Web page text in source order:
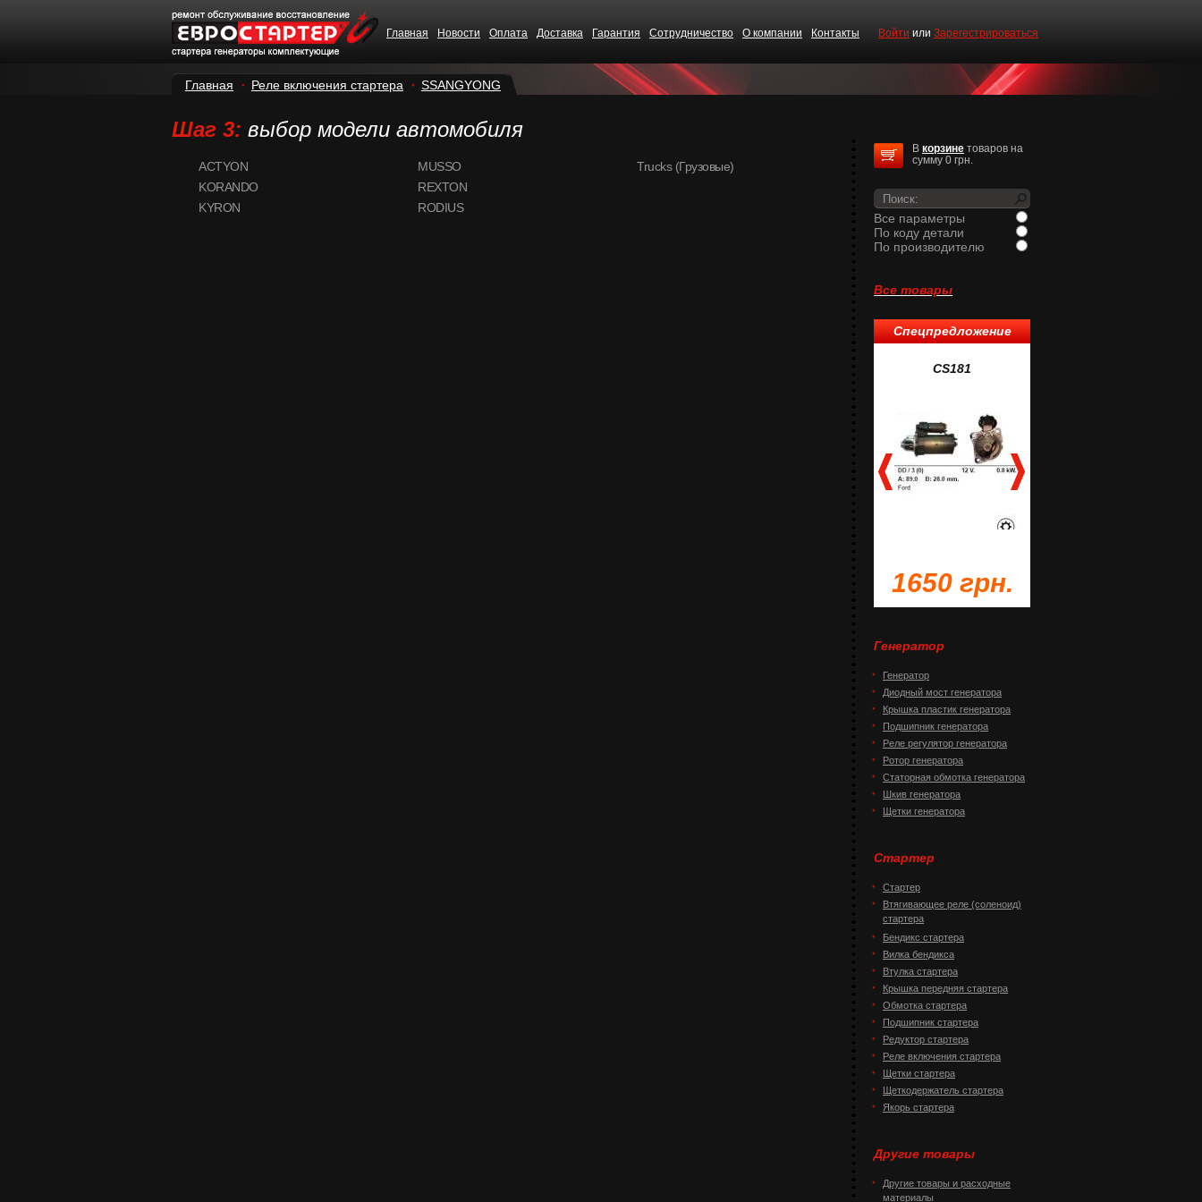
Главная Новости Оплата Доставка Гарантия Сотрудничество О компании Контакты Войти или Зарегестрироваться
Главная Реле включения стартера SSANGYONG
Шаг 3: выбор модели автомобиля
ACTYON
KORANDO
KYRON
MUSSO
REXTON
RODIUS
Trucks (Грузовые)
В корзине товаров на
сумму 0 грн.
Все параметры
По коду детали
По производителю
Все товары
Спецпредложение
CS181
1650 грн.
Генератор
Генератор
Диодный мост генератора
Крышка пластик генератора
Подшипник генератора
Реле регулятор генератора
Ротор генератора
Статорная обмотка генератора
Шкив генератора
Щетки генератора
Стартер
Стартер
Втягивающее реле (соленоид)
стартера
Бендикс стартера
Вилка бендикса
Втулка стартера
Крышка передняя стартера
Обмотка стартера
Подшипник стартера
Редуктор стартера
Реле включения стартера
Щетки стартера
Щеткодержатель стартера
Якорь стартера
Другие товары
Другие товары и расходные